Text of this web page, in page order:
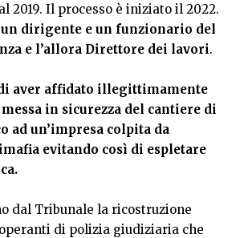
2019. Il processo è iniziato il 2022.
dirigente e un funzionario del
e l’allora Direttore dei lavori.
aver affidato illegittimamente
in sicurezza del cantiere di
ad un’impresa colpita da
evitando così di espletare
dal Tribunale la ricostruzione
di polizia giudiziaria che